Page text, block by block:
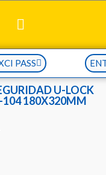
PASS
U-LOCK
180X320MM